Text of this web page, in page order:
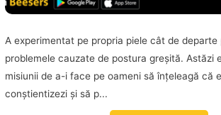
A experimentat pe propria piele cât de departe
problemele cauzate de postura greşită. Astăzi
misiunii de a-i face pe oameni să înţeleagă că
conştientizezi şi să p...